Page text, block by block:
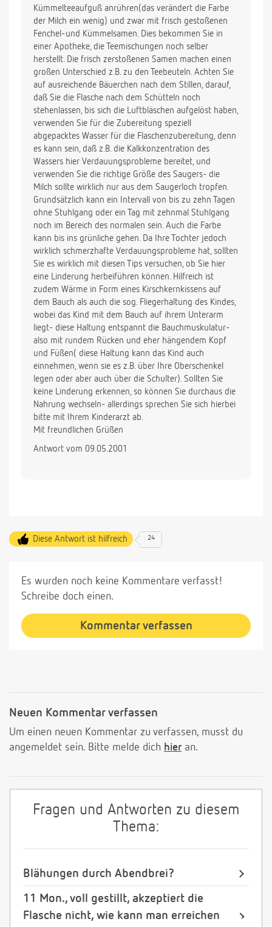
Kümmelteeaufguß anrühren(das verändert die Farbe
der Milch ein wenig) und zwar mit frisch gestoßenen
Fenchel-und Kümmelsamen. Dies bekommen Sie in
einer Apotheke, die Teemischungen noch selber
herstellt. Die frisch zerstoßenen Samen machen einen
großen Unterschied z.B. zu den Teebeuteln. Achten Sie
auf ausreichende Bäuerchen nach dem Stillen, darauf,
daß Sie die Flasche nach dem Schütteln noch
stehenlassen, bis sich die Luftbläschen aufgelöst haben,
verwenden Sie für die Zubereitung speziell
abgepacktes Wasser für die Flaschenzubereitung, denn
es kann sein, daß z.B. die Kalkkonzentration des
Wassers hier Verdauungsprobleme bereitet, und
verwenden Sie die richtige Größe des Saugers- die
Milch sollte wirklich nur aus dem Saugerloch tropfen.
Grundsätzlich kann ein Intervall von bis zu zehn Tagen
ohne Stuhlgang oder ein Tag mit zehnmal Stuhlgang
noch im Bereich des normalen sein. Auch die Farbe
kann bis ins grünliche gehen. Da Ihre Tochter jedoch
wirklich schmerzhafte Verdauungsprobleme hat, sollten
Sie es wirklich mit diesen Tips versuchen, ob Sie hier
eine Linderung herbeiführen können. Hilfreich ist
zudem Wärme in Form eines Kirschkernkissens auf
dem Bauch als auch die sog. Fliegerhaltung des Kindes,
wobei das Kind mit dem Bauch auf ihrem Unterarm
liegt- diese Haltung entspannt die Bauchmuskulatur-
also mit rundem Rücken und eher hängendem Kopf
und Füßen( diese Haltung kann das Kind auch
einnehmen, wenn sie es z.B. über Ihre Oberschenkel
legen oder aber auch über die Schulter). Sollten Sie
keine Linderung erkennen, so können Sie durchaus die
Nahrung wechseln- allerdings sprechen Sie sich hierbei
bitte mit Ihrem Kinderarzt ab.
Mit freundlichen Grüßen
Antwort vom 09.05.2001
Diese Antwort ist hilfreich 24
Es wurden noch keine Kommentare verfasst!
Schreibe doch einen.
Kommentar verfassen
Neuen Kommentar verfassen
Um einen neuen Kommentar zu verfassen, musst du
angemeldet sein. Bitte melde dich hier an.
Fragen und Antworten zu diesem
Thema:
Blähungen durch Abendbrei?
11 Mon., voll gestillt, akzeptiert die
Flasche nicht, wie kann man erreichen